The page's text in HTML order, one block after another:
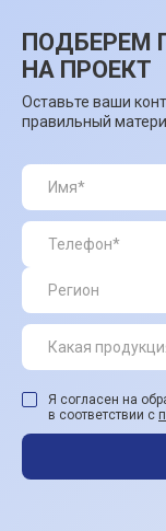
ПОДБЕРЕМ
НА ПРОЕКТ
Оставьте ваши
правильный
Я согласен на
в соответствии с